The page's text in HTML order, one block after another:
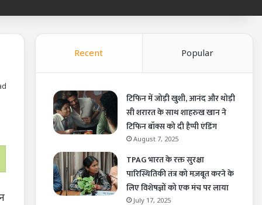
Recent Popular
टिफिन में जोड़ी खुशी, आनंद और थोड़ी
सी शरारत के साथ शाहरुख खान ने
टिफिन बॉक्स को दी हैप्पी एंडिंग
August 7, 2025
TPAG भारत के रक्त सुरक्षा
पारिस्थितिकी तंत्र को मज़बूत करने के
लिए विशेषज्ञों को एक मंच पर लाया
July 17, 2025